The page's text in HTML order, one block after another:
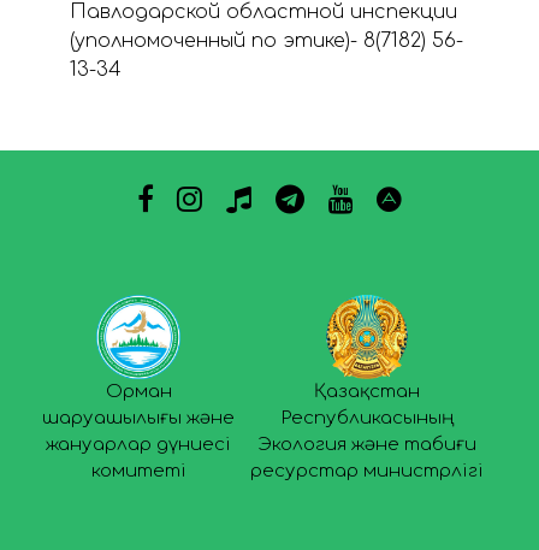
Павлодарской областной инспекции
(уполномоченный по этике)- 8(7182) 56-
13-34
Орман
шаруашылығы және
жануарлар дүниесі
комитеті
Қазақстан
Республикасының
Экология және табиғи
ресурстар министрлігі